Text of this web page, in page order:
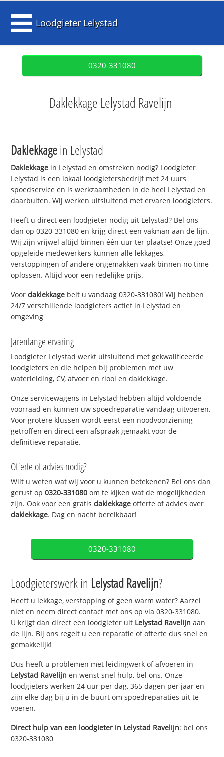
Loodgieter Lelystad
0320-331080
Daklekkage Lelystad Ravelijn
Daklekkagein Lelystad
Daklekkage in Lelystad en omstreken nodig? Loodgieter
Lelystad is een lokaal loodgietersbedrijf met 24 uurs
spoedservice en is werkzaamheden in de heel Lelystad en
daarbuiten. Wij werken uitsluitend met ervaren loodgieters.
Heeft u direct een loodgieter nodig uit Lelystad? Bel ons
dan op 0320-331080 en krijg direct een vakman aan de lijn.
Wij zijn vrijwel altijd binnen één uur ter plaatse! Onze goed
opgeleide medewerkers kunnen alle lekkages,
verstoppingen of andere ongemakken vaak binnen no time
oplossen. Altijd voor een redelijke prijs.
Voordaklekkage belt u vandaag 0320-331080! Wij hebben
24/7 verschillende loodgieters actief in Lelystad en
omgeving
Jarenlange ervaring
Loodgieter Lelystad werkt uitsluitend met gekwalificeerde
loodgieters en die helpen bij problemen met uw
waterleiding, CV, afvoer en riool en daklekkage.
Onze servicewagens in Lelystad hebben altijd voldoende
voorraad en kunnen uw spoedreparatie vandaag uitvoeren.
Voor grotere klussen wordt eerst een noodvoorziening
getroffen en direct een afspraak gemaakt voor de
definitieve reparatie.
Offerte of advies nodig?
Wilt u weten wat wij voor u kunnen betekenen? Bel ons dan
gerust op0320-331080 om te kijken wat de mogelijkheden
zijn. Ook voor een gratisdaklekkage offerte of advies over
daklekkage. Dag en nacht bereikbaar!
0320-331080
Loodgieterswerk in Lelystad Ravelijn?
Heeft u lekkage, verstopping of geen warm water? Aarzel
niet en neem direct contact met ons op via 0320-331080.
U krijgt dan direct een loodgieter uit Lelystad Ravelijn aan
de lijn. Bij ons regelt u een reparatie of offerte dus snel en
gemakkelijk!
Dus heeft u problemen met leidingwerk of afvoeren in
Lelystad Ravelijn en wenst snel hulp, bel ons. Onze
loodgieters werken 24 uur per dag, 365 dagen per jaar en
zijn elke dag bij u in de buurt om spoedreparaties uit te
voeren.
Direct hulp van een loodgieter in Lelystad Ravelijn: bel ons
0320-331080